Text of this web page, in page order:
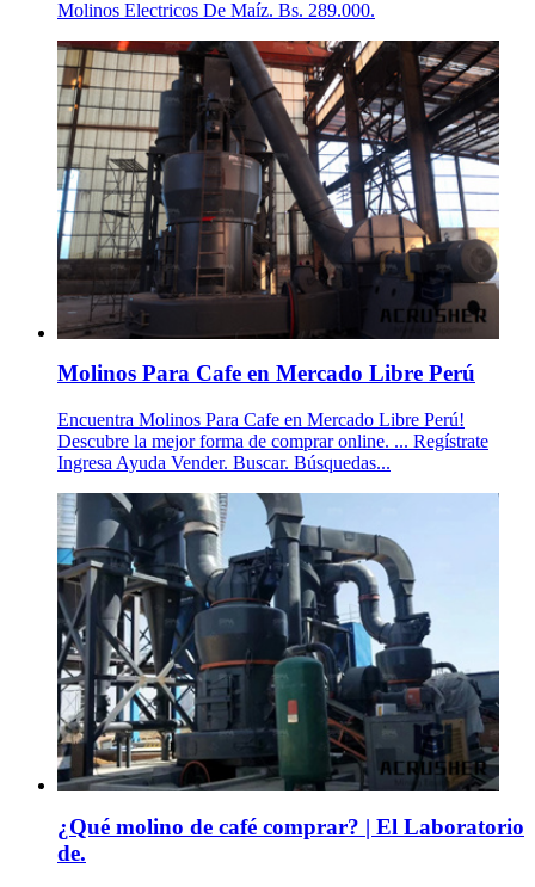
Molinos Electricos De Maíz. Bs. 289.000.
Molinos Para Cafe en Mercado Libre Perú
Encuentra Molinos Para Cafe en Mercado Libre Perú!
Descubre la mejor forma de comprar online. ... Regístrate
Ingresa Ayuda Vender. Buscar. Búsquedas...
¿Qué molino de café comprar? | El Laboratorio
de.